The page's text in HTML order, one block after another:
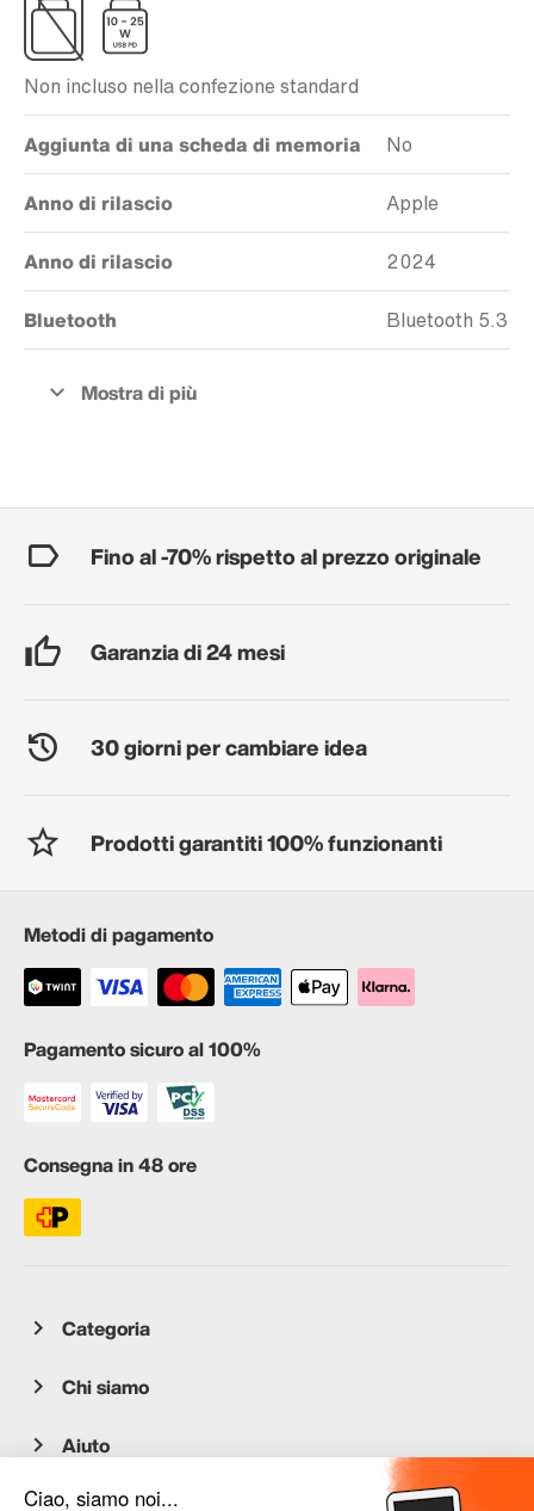
Non incluso nella confezione standard
Aggiunta di una scheda di memoria No
Anno di rilascio Apple
Anno di rilascio 2024
Bluetooth Bluetooth 5.3
Fino al -70% rispetto al prezzo originale
Garanzia di 24 mesi
30 giorni per cambiare idea
Prodotti garantiti 100% funzionanti
Metodi di pagamento
Pagamento sicuro al 100%
Consegna in 48 ore
Categoria
Chi siamo
Aiuto
Servizio clienti